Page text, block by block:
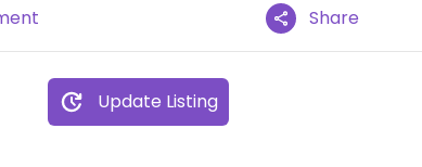
Share
Update Listing